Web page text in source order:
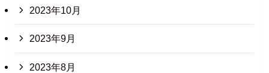
2023年10月
2023年9月
2023年8月